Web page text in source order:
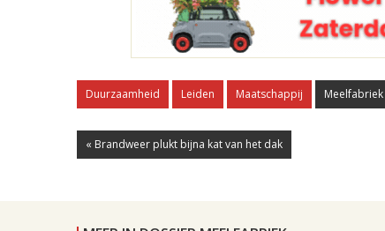
Duurzaamheid Leiden Maatschappij Meelfabriek
« Brandweer plukt bijna kat van het dak